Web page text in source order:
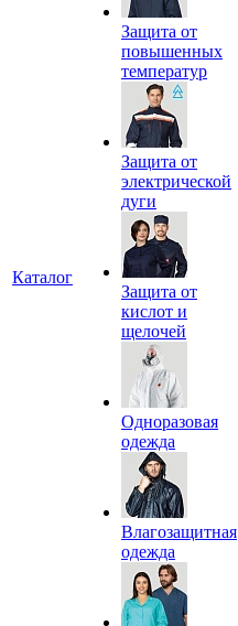
Каталог
Защита от
повышенных
температур
Защита от
электрической
дуги
Защита от
кислот и
щелочей
Одноразовая
одежда
Влагозащитная
одежда